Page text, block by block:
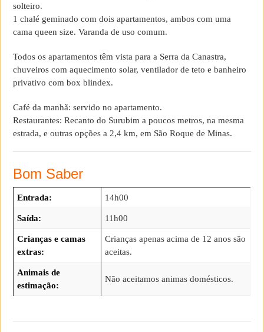
solteiro.
1 chalé geminado com dois apartamentos, ambos com uma
cama queen size. Varanda de uso comum.
Todos os apartamentos têm vista para a Serra da Canastra,
chuveiros com aquecimento solar, ventilador de teto e banheiro
privativo com box blindex.
Café da manhã: servido no apartamento.
Restaurantes: Recanto do Surubim a poucos metros, na mesma
estrada, e outras opções a 2,4 km, em São Roque de Minas.
Bom Saber
Entrada: 14h00
Saída: 11h00
Crianças e camas
extras:
Crianças apenas acima de 12 anos são
aceitas.
Animais de
estimação:
Não aceitamos animas domésticos.